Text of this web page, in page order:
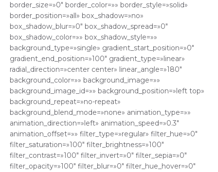
border_size=»0″ border_color=»» border_style=»solid»
border_position=»all» box_shadow=»no»
box_shadow_blur=»0″ box_shadow_spread=»0″
box_shadow_color=»» box_shadow_style=»»
background_type=»single» gradient_start_position=»0″
gradient_end_position=»100″ gradient_type=»linear»
radial_direction=»center center» linear_angle=»180″
background_color=»» background_image=»»
background_image_id=»» background_position=»left top»
background_repeat=»no-repeat»
background_blend_mode=»none» animation_type=»»
animation_direction=»left» animation_speed=»0.3″
animation_offset=»» filter_type=»regular» filter_hue=»0″
filter_saturation=»100″ filter_brightness=»100″
filter_contrast=»100″ filter_invert=»0″ filter_sepia=»0″
filter_opacity=»100″ filter_blur=»0″ filter_hue_hover=»0″